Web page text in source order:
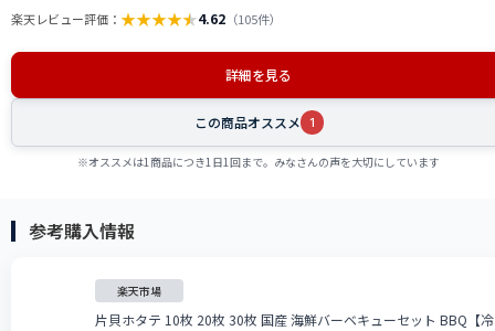
楽天レビュー評価： ★★★★★4.62 （105件）
詳細を見る
この商品オススメ 1
※オススメは1商品につき1日1回まで。みなさんの声を大切にしています
参考購入情報
楽天市場
片貝ホタテ 10枚 20枚 30枚 国産 海鮮バーベキューセット BBQ【冷